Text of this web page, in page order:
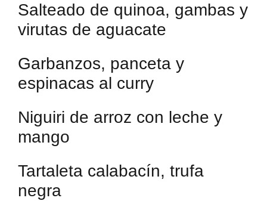
Salteado de quinoa, gambas y
virutas de aguacate
Garbanzos, panceta y
espinacas al curry
Niguiri de arroz con leche y
mango
Tartaleta calabacín, trufa
negra